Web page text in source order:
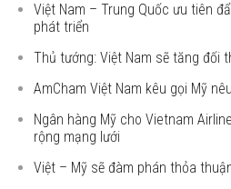
Việt Nam – Trung Quốc ưu tiên
phát triển
Thủ tướng: Việt Nam sẽ tăng đối
AmCham Việt Nam kêu gọi Mỹ
Ngân hàng Mỹ cho Vietnam
rộng mạng lưới
Việt – Mỹ sẽ đàm phán thỏa